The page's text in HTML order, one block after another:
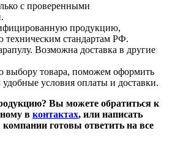
с проверенными
продукцию,
техническим стандартам РФ.
Возможна доставка в другие
выбору товара, поможем оформить
условия оплаты и доставки.
Вы можете обратиться к
в контактах, или написать
готовы ответить на все